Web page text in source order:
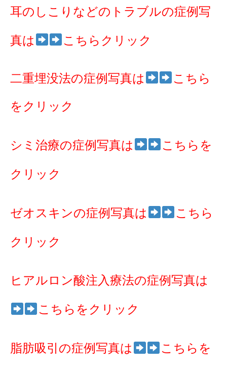
耳のしこりなどのトラブルの症例写
真は こちらクリック
二重埋没法の症例写真は こちら
をクリック
シミ治療の症例写真は こちらを
クリック
ゼオスキンの症例写真は こちら
クリック
ヒアルロン酸注入療法の症例写真は
こちらをクリック
脂肪吸引の症例写真は こちらを